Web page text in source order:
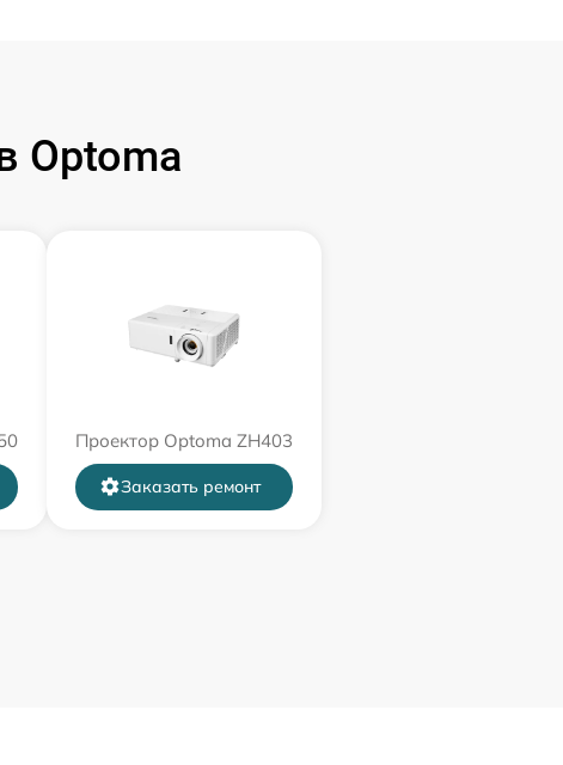
Optoma
Проектор Optoma ZH403
Заказать ремонт